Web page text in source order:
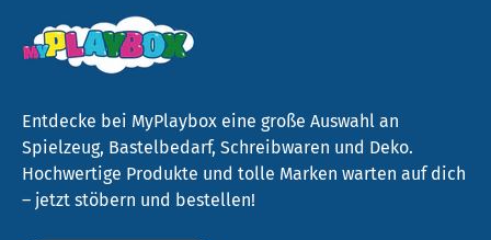
Entdecke bei MyPlaybox eine große Auswahl an
Spielzeug, Bastelbedarf, Schreibwaren und Deko.
Hochwertige Produkte und tolle Marken warten auf dich
– jetzt stöbern und bestellen!